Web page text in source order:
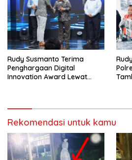
Rudy Susmanto Terima
Penghargaan Digital
Innovation Award Lewat
Rekomendasi untuk kamu